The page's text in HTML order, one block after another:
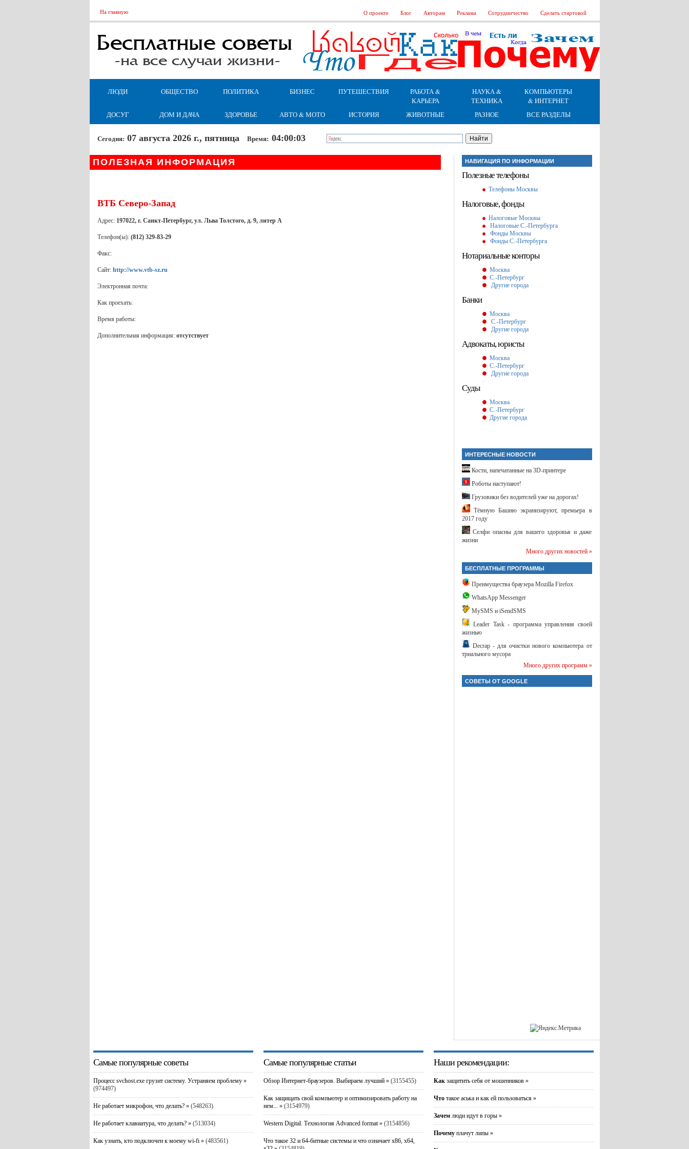
На главную О проекте Блог Авторам Реклама Сотрудничество Сделать стартовой
ЛЮДИ ОБЩЕСТВО ПОЛИТИКА БИЗНЕС ПУТЕШЕСТВИЯ
РАБОТА &
КАРЬЕРА
НАУКА &
ТЕХНИКА
КОМПЬЮТЕРЫ
& ИНТЕРНЕТ
ДОСУГ
ДОМ И ДАЧА ЗДОРОВЬЕ АВТО & МОТО ИСТОРИЯ ЖИВОТНЫЕ РАЗНОЕ ВСЕ РАЗДЕЛЫ
Сегодня: 07 августа 2026 г., пятница Время: 04:00:04
ПОЛЕЗНАЯ ИНФОРМАЦИЯ
ВТБ Северо-Запад
Адрес: 197022, г. Санкт-Петербург, ул. Льва Толстого, д. 9, литер А
Телефон(ы): (812) 329-83-29
Факс:
Сайт: http://www.vtb-sz.ru
Электронная почта:
Как проехать:
Время работы:
Дополнительная информация: отсутствует
НАВИГАЦИЯ ПО ИНФОРМАЦИИ
Полезные телефоны
Телефоны Москвы
Налоговые, фонды
Налоговые Москвы
Налоговые С.-Петербурга
Фонды Москвы
Фонды С.-Петербурга
Нотариальные конторы
Москва
С.-Петербург
Другие города
Банки
Москва
С.-Петербург
Другие города
Адвокаты, юристы
Москва
С.-Петербург
Другие города
Суды
Москва
С.-Петербург
Другие города
ИНТЕРЕСНЫЕ НОВОСТИ
Кости, напечатанные на 3D-принтере
Роботы наступают!
Грузовики без водителей уже на дорогах!
Тёмную Башню экранизируют, премьера в
2017 году
Селфи опасны для вашего здоровья и даже
жизни
Много других новостей »
БЕСПЛАТНЫЕ ПРОГРАММЫ
Преимущества браузера Mozilla Firefox
WhatsApp Messenger
MySMS и iSendSMS
Leader Task - программа управления своей
жизнью
Decrap - для очистки нового компьютера от
триального мусора
Много других программ »
СОВЕТЫ ОТ GOOGLE
Самые популярные советы
Процесс svchost.exe грузит систему. Устраняем проблему »
(974497)
Не работает микрофон, что делать? » (548263)
Не работает клавиатура, что делать? » (513034)
Как узнать, кто подключен к моему wi-fi » (483561)
Самые популярные статьи
Обзор Интернет-браузеров. Выбираем лучший » (3155455)
Как защищать свой компьютер и оптимизировать работу на
нем... » (3154979)
Western Digital. Технология Advanced format » (3154856)
Что такое 32 и 64-битные системы и что означает x86, x64,
Наши рекомендации:
Как защитить себя от мошенников »
Что такое аська и как ей пользоваться »
Зачем люди идут в горы »
Почему плачут липы »